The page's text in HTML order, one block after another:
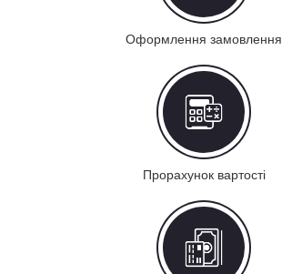
Оформлення замовлення
Прорахунок вартості